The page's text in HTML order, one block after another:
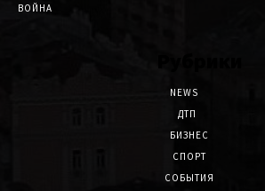
ВОЙНА
NEWS
ДТП
БИЗНЕС
СПОРТ
СОБЫТИЯ